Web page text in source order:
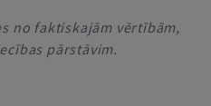
no faktiskajām vērtībām,
pārstāvim.